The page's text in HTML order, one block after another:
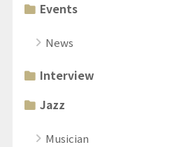
Events
News
Interview
Jazz
Musician